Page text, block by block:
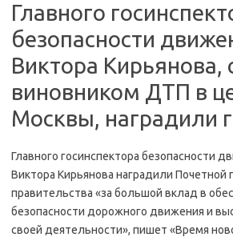
Главного
безопасности
Виктора Кирьянова,
виновником ДТП в
Москвы, наградили
Главного госинспектора безопасности
Виктора Кирьянова наградили Почетной
правительства «за большой вклад в
безопасности дорожного движения и
своей деятельности», пишет «Время